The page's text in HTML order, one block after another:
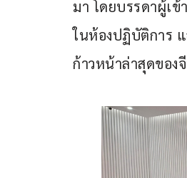
มา โดยบรรดาผู้เ
ในห้องปฏิบัติการ
ก้าวหน้าล่าสุดของ